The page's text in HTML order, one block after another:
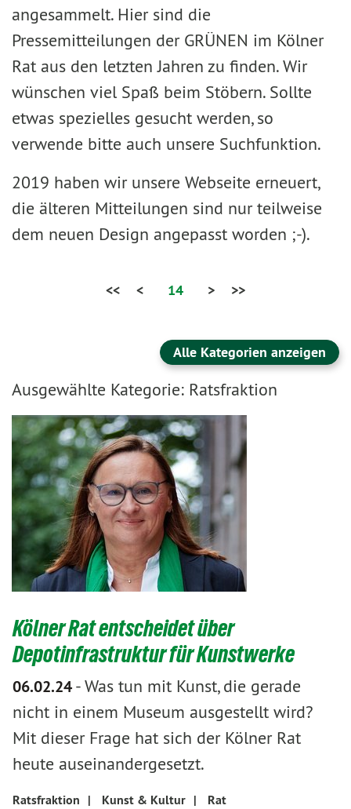
angesammelt. Hier sind die
Pressemitteilungen der GRÜNEN im Kölner
Rat aus den letzten Jahren zu finden. Wir
wünschen viel Spaß beim Stöbern. Sollte
etwas spezielles gesucht werden, so
verwende bitte auch unsere Suchfunktion.
2019 haben wir unsere Webseite erneuert,
die älteren Mitteilungen sind nur teilweise
dem neuen Design angepasst worden ;-).
<< < 14 > >>
Alle Kategorien anzeigen
Ausgewählte Kategorie: Ratsfraktion
Kölner Rat entscheidet über
Depotinfrastruktur für Kunstwerke
06.02.24-Was tun mit Kunst, die gerade
nicht in einem Museum ausgestellt wird?
Mit dieser Frage hat sich der Kölner Rat
heute auseinandergesetzt.
Ratsfraktion | Kunst & Kultur | Rat